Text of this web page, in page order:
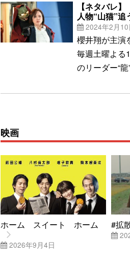
【ネタバレ
人物“山猫”追
2024年2月10
櫻井翔が主演
毎週土曜よる
のリーダー“
映画
ホーム スイート ホーム
2026年9月4日
#拡